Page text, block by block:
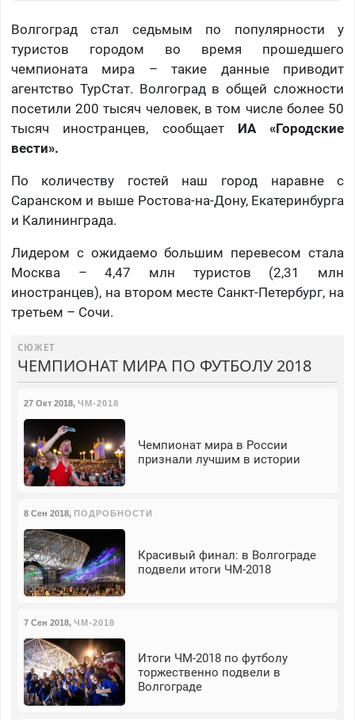
Волгоград стал седьмым по популярности у
туристов городом во время прошедшего
чемпионата мира – такие данные приводит
агентство ТурСтат. Волгоград в общей сложности
посетили 200 тысяч человек, в том числе более 50
тысяч иностранцев, сообщает ИА «Городские
вести».
По количеству гостей наш город наравне с
Саранском и выше Ростова-на-Дону, Екатеринбурга
и Калининграда.
Лидером с ожидаемо большим перевесом стала
Москва – 4,47 млн туристов (2,31 млн
иностранцев), на втором месте Санкт-Петербург, на
третьем – Сочи.
СЮЖЕТ
ЧЕМПИОНАТ МИРА ПО ФУТБОЛУ 2018
27 Окт 2018, ЧМ-2018
Чемпионат мира в России
признали лучшим в истории
8 Сен 2018, ПОДРОБНОСТИ
Красивый финал: в Волгограде
подвели итоги ЧМ-2018
7 Сен 2018, ЧМ-2018
Итоги ЧМ-2018 по футболу
торжественно подвели в
Волгограде